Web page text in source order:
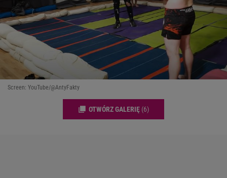
Screen: YouTube/@AntyFakty
OTWÓRZ GALERIĘ (6)